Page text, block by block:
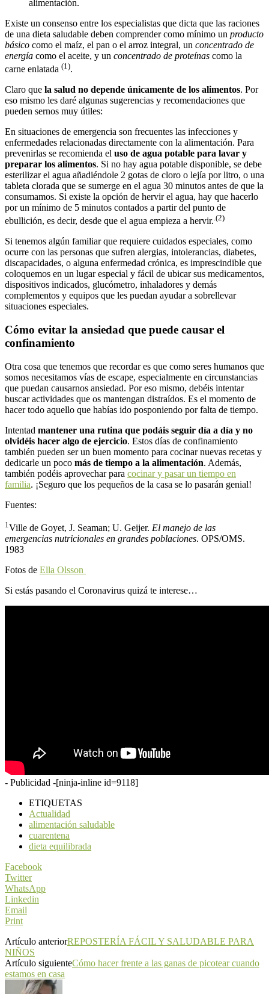
alimentación.
Existe un consenso entre los especialistas que dicta que las raciones
de una dieta saludable deben comprender como mínimo un producto
básico como el maíz, el pan o el arroz integral, un concentrado de
energía como el aceite, y un concentrado de proteínas como la
carne enlatada (1).
Claro que la salud no depende únicamente de los alimentos. Por
eso mismo les daré algunas sugerencias y recomendaciones que
pueden sernos muy útiles:
En situaciones de emergencia son frecuentes las infecciones y
enfermedades relacionadas directamente con la alimentación. Para
prevenirlas se recomienda el uso de agua potable para lavar y
preparar los alimentos. Si no hay agua potable disponible, se debe
esterilizar el agua añadiéndole 2 gotas de cloro o lejía por litro, o una
tableta clorada que se sumerge en el agua 30 minutos antes de que la
consumamos. Si existe la opción de hervir el agua, hay que hacerlo
por un mínimo de 5 minutos contados a partir del punto de
ebullición, es decir, desde que el agua empieza a hervir. .(2)
Si tenemos algún familiar que requiere cuidados especiales, como
ocurre con las personas que sufren alergias, intolerancias, diabetes,
discapacidades, o alguna enfermedad crónica, es imprescindible que
coloquemos en un lugar especial y fácil de ubicar sus medicamentos,
dispositivos indicados, glucómetro, inhaladores y demás
complementos y equipos que les puedan ayudar a sobrellevar
situaciones especiales.
Cómo evitar la ansiedad que puede causar el
confinamiento
Otra cosa que tenemos que recordar es que como seres humanos que
somos necesitamos vías de escape, especialmente en circunstancias
que puedan causarnos ansiedad. Por eso mismo, debéis intentar
buscar actividades que os mantengan distraídos. Es el momento de
hacer todo aquello que habías ido posponiendo por falta de tiempo.
Intentad mantener una rutina que podáis seguir día a día y no
olvidéis hacer algo de ejercicio. Estos días de confinamiento
también pueden ser un buen momento para cocinar nuevas recetas y
dedicarle un poco más de tiempo a la alimentación. Además,
también podéis aprovechar para cocinar y pasar un tiempo en
familia. ¡Seguro que los pequeños de la casa se lo pasarán genial!
Fuentes:
1 Ville de Goyet, J. Seaman; U. Geijer. El manejo de las
emergencias nutricionales en grandes poblaciones. OPS/OMS.
1983
Fotos de Ella Olsson
Si estás pasando el Coronavirus quizá te interese…
- Publicidad -[ninja-inline id=9118]
ETIQUETAS
Actualidad
alimentación saludable
cuarentena
dieta equilibrada
Facebook
Twitter
WhatsApp
Linkedin
Email
Print
Artículo anteriorREPOSTERÍA FÁCIL Y SALUDABLE PARA
NIÑOS
Artículo siguienteCómo hacer frente a las ganas de picotear cuando
estamos en casa